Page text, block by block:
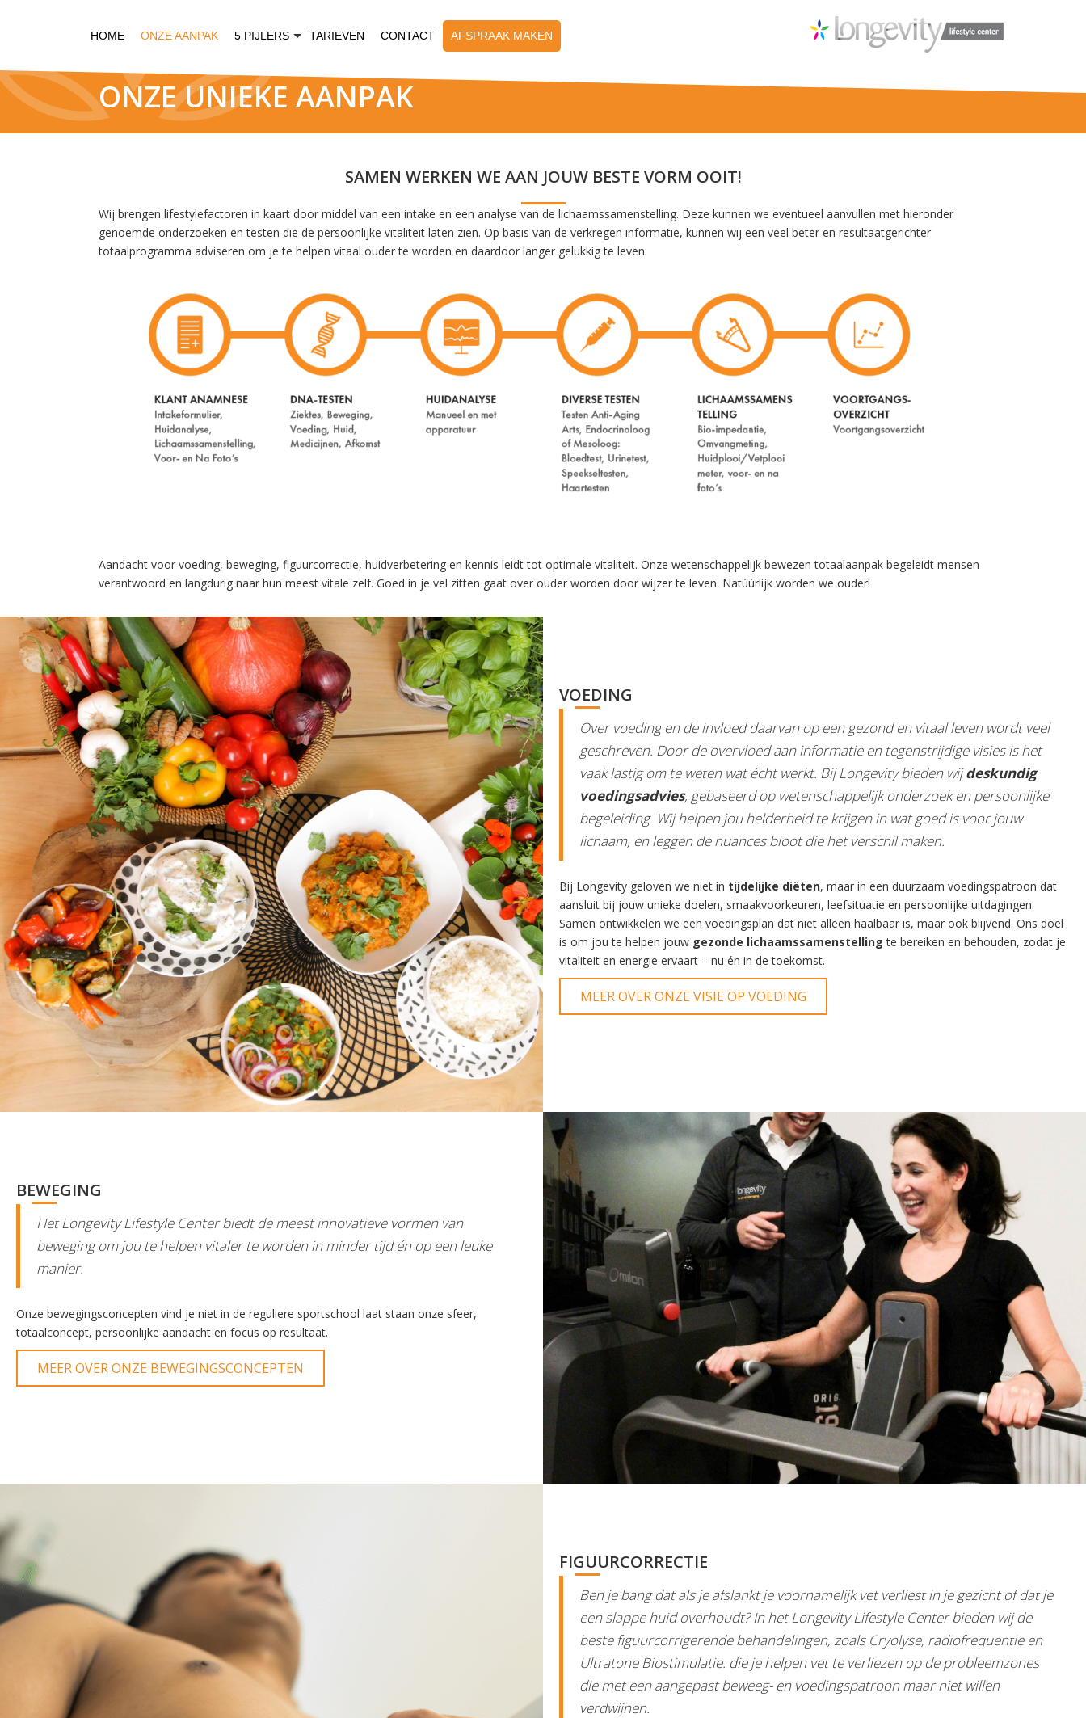
HOME ONZE AANPAK 5 PIJLERS TARIEVEN CONTACT AFSPRAAK MAKEN
ONZE UNIEKE AANPAK
SAMEN WERKEN WE AAN JOUW BESTE VORM OOIT!
Wij brengen lifestylefactoren in kaart door middel van een intake en een analyse van de lichaamssamenstelling. Deze kunnen we eventueel aanvullen met hieronder
genoemde onderzoeken en testen die de persoonlijke vitaliteit laten zien. Op basis van de verkregen informatie, kunnen wij een veel beter en resultaatgerichter
totaalprogramma adviseren om je te helpen vitaal ouder te worden en daardoor langer gelukkig te leven.
Aandacht voor voeding, beweging, figuurcorrectie, huidverbetering en kennis leidt tot optimale vitaliteit. Onze wetenschappelijk bewezen totaalaanpak begeleidt mensen
verantwoord en langdurig naar hun meest vitale zelf. Goed in je vel zitten gaat over ouder worden door wijzer te leven. Natúúrlijk worden we ouder!
VOEDING
Over voeding en de invloed daarvan op een gezond en vitaal leven wordt veel
geschreven. Door de overvloed aan informatie en tegenstrijdige visies is het
vaak lastig om te weten wat écht werkt. Bij Longevity bieden wijdeskundig
voedingsadvies, gebaseerd op wetenschappelijk onderzoek en persoonlijke
begeleiding. Wij helpen jou helderheid te krijgen in wat goed is voor jouw
lichaam, en leggen de nuances bloot die het verschil maken.
Bij Longevity geloven we niet in tijdelijke diëten, maar in een duurzaam voedingspatroon dat
aansluit bij jouw unieke doelen, smaakvoorkeuren, leefsituatie en persoonlijke uitdagingen.
Samen ontwikkelen we een voedingsplan dat niet alleen haalbaar is, maar ook blijvend. Ons doel
is om jou te helpen jouw gezonde lichaamssamenstelling te bereiken en behouden, zodat je
vitaliteit en energie ervaart – nu én in de toekomst.
MEER OVER ONZE VISIE OP VOEDING
BEWEGING
Het Longevity Lifestyle Center biedt de meest innovatieve vormen van
beweging om jou te helpen vitaler te worden in minder tijd én op een leuke
manier.
Onze bewegingsconcepten vind je niet in de reguliere sportschool laat staan onze sfeer,
totaalconcept, persoonlijke aandacht en focus op resultaat.
MEER OVER ONZE BEWEGINGSCONCEPTEN
FIGUURCORRECTIE
Ben je bang dat als je afslankt je voornamelijk vet verliest in je gezicht of dat je
een slappe huid overhoudt? In het Longevity Lifestyle Center bieden wij de
beste figuurcorrigerende behandelingen, zoals Cryolyse, radiofrequentie en
Ultratone Biostimulatie. die je helpen vet te verliezen op de probleemzones
die met een aangepast beweeg- en voedingspatroon maar niet willen
verdwijnen.